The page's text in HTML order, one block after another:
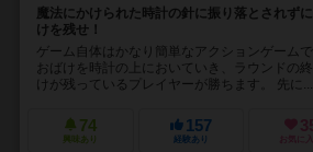
魔法にかけられた時計の針に振り落とされず
けを残せ！
ゲーム自体はかなり簡単なアクションゲーム
おばけを時計の上においていき、ラウンドの
けが残っているプレイヤーが勝ちます。 先に...
74
興味あり
157
経験あり お気に入